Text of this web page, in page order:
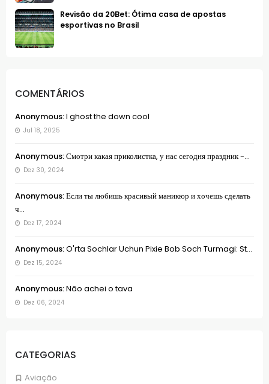
COMENTÁRIOS
Anonymous:I ghost the down cool
Jul 18, 2025
Anonymous:Смотри какая приколистка, у нас сегодня праздник -...
Dez 30, 2024
Anonymous:Если ты любишь красивый маникюр и хочешь сделать
ч...
Dez 17, 2024
Anonymous:O'rta Sochlar Uchun Pixie Bob Soch Turmagi: St...
Dez 15, 2024
Anonymous:Não achei o tava
Dez 06, 2024
CATEGORIAS
Aviação
Revisão da 20Bet: Ótima casa de apostas
esportivas no Brasil